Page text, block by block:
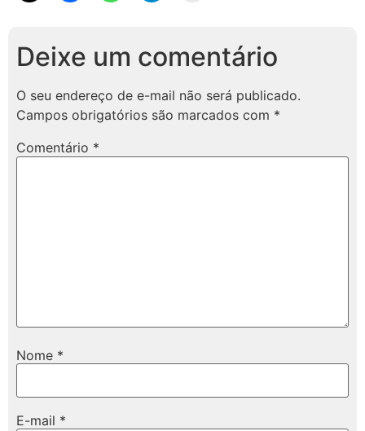
Deixe um comentário
O seu endereço de e-mail não será publicado.
Campos obrigatórios são marcados com *
Comentário *
Nome *
E-mail *